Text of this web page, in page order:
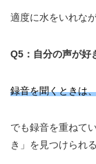
適度に水をいれな
Q5：自分の声が好
録音を聞くときは
でも録音を重ねて
き」を見つけられ